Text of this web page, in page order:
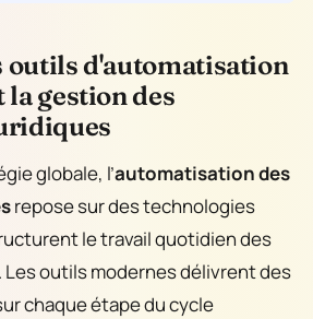
outils d'automatisation
gestion des
globale, l’automatisation des
repose sur des technologies
le travail quotidien des
outils modernes délivrent des
chaque étape du cycle